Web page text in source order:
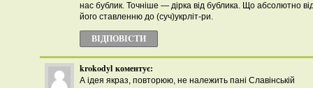
нас бублик. Точніше — дірка від бублика. Що абсолютно
його ставленню до (суч)укрліт-ри.
ВІДПОВІCТИ
krokodyl коментує:
А ідея якраз, повторюю, не належить пані Славінській